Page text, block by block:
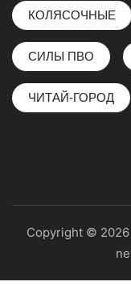
КОЛЯСОЧНЫЕ
СИЛЫ ПВО
ЧИТАЙ-ГОРОД
Copyright © 2026